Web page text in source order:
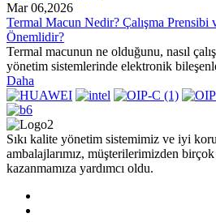
Mar 06,2026
Termal Macun Nedir? Çalışma Prensibi
Önemlidir?
Termal macunun ne olduğunu, nasıl
yönetim sistemlerinde elektronik
Daha
Sıkı kalite yönetim sistemimiz ve iyi
ambalajlarımız, müşterilerimizden
kazanmamıza yardımcı oldu.